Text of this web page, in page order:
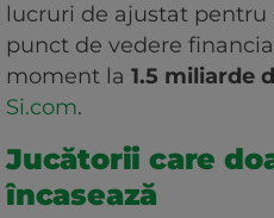
lucruri de ajustat
punct de vedere
moment la 1.5 miliarde
Si.com.
Jucătorii care
încasează